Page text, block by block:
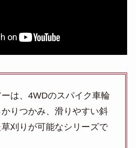
は、4WDのスパイク車輪
りつかみ、滑りやすい斜
刈りが可能なシリーズで